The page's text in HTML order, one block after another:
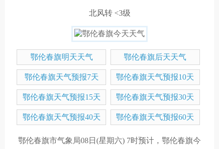
北风转 <3级
鄂伦春旗明天天气 鄂伦春旗后天天气
鄂伦春旗天气预报7天
(一周)
鄂伦春旗天气预报10天
鄂伦春旗天气预报15天 鄂伦春旗天气预报30天
鄂伦春旗天气预报40天 鄂伦春旗天气预报60天
鄂伦春旗市气象局08日(星期六) 7时预计，鄂伦春旗今